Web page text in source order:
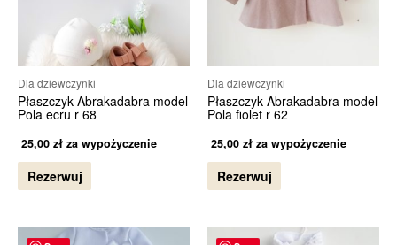
Dla dziewczynki
Płaszczyk Abrakadabra model
Pola ecru r 68
25,00 zł za wypożyczenie
Rezerwuj
Dla dziewczynki
Płaszczyk Abrakadabra model
Pola fiolet r 62
25,00 zł za wypożyczenie
Rezerwuj